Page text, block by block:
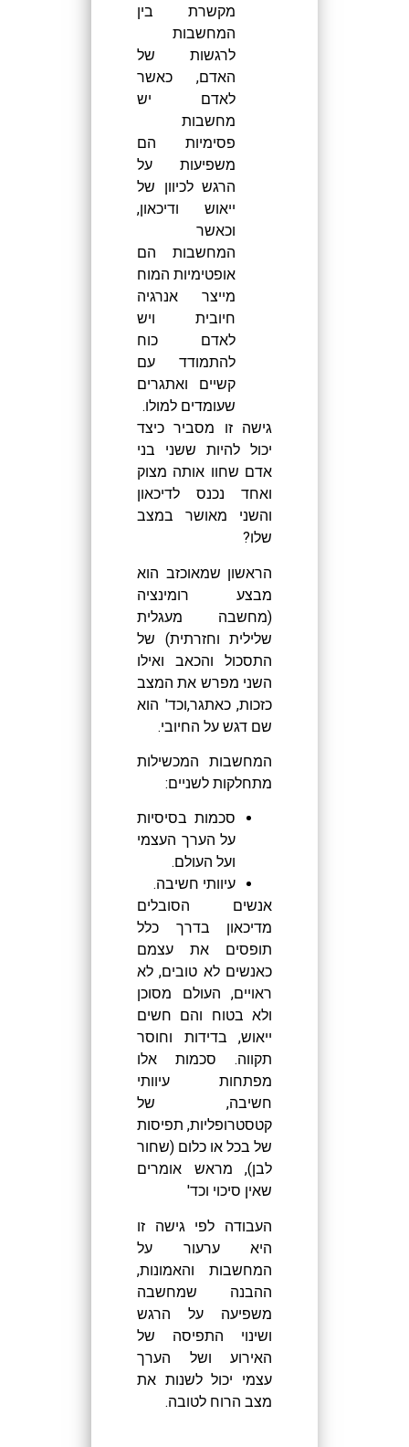
מקשרת בין
המחשבות
לרגשות של
האדם, כאשר
לאדם יש
מחשבות
פסימיות הם
משפיעות על
הרגש לכיוון של
ייאוש ודיכאון,
וכאשר
המחשבות הם
אופטימיות המוח
מייצר אנרגיה
חיובית ויש
לאדם כוח
להתמודד עם
קשיים ואתגרים
שעומדים למולו.
גישה זו מסביר כיצד
יכול להיות ששני בני
אדם שחוו אותה מצוק
ואחד נכנס לדיכאון
והשני מאושר במצב
שלו?
הראשון שמאוכזב הוא
מבצע רומינציה
(מחשבה מעגלית
שלילית וחזרתית) של
התסכול והכאב ואילו
השני מפרש את המצב
כזכות, כאתגר,וכד' הוא
שם דגש על החיובי.
המחשבות המכשילות
מתחלקות לשניים:
סכמות בסיסיות
על הערך העצמי
ועל העולם.
עיוותי חשיבה.
אנשים הסובלים
מדיכאון בדרך כלל
תופסים את עצמם
כאנשים לא טובים, לא
ראויים, העולם מסוכן
ולא בטוח והם חשים
ייאוש, בדידות וחוסר
תקווה. סכמות אלו
מפתחות עיוותי
חשיבה, של
קטסטרופליות, תפיסות
של בכל או כלום (שחור
לבן), מראש אומרים
שאין סיכוי וכד'
העבודה לפי גישה זו
היא ערעור על
המחשבות והאמונות,
ההבנה שמחשבה
משפיעה על הרגש
ושינוי התפיסה של
האירוע ושל הערך
עצמי יכול לשנות את
מצב הרוח לטובה.